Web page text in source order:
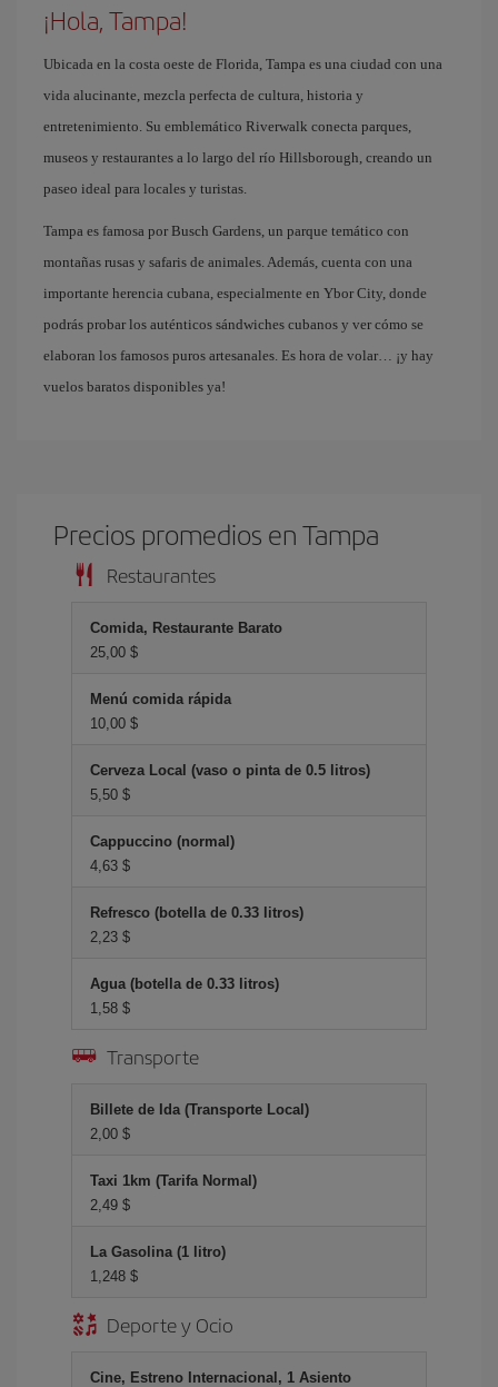
¡Hola, Tampa!
Ubicada en la costa oeste de Florida, Tampa es una ciudad con una
vida alucinante, mezcla perfecta de cultura, historia y
entretenimiento. Su emblemático Riverwalk conecta parques,
museos y restaurantes a lo largo del río Hillsborough, creando un
paseo ideal para locales y turistas.
Tampa es famosa por Busch Gardens, un parque temático con
montañas rusas y safaris de animales. Además, cuenta con una
importante herencia cubana, especialmente en Ybor City, donde
podrás probar los auténticos sándwiches cubanos y ver cómo se
elaboran los famosos puros artesanales. Es hora de volar… ¡y hay
vuelos baratos disponibles ya!
Precios promedios en Tampa
Restaurantes
Comida, Restaurante Barato
25,00 $
Menú comida rápida
10,00 $
Cerveza Local (vaso o pinta de 0.5 litros)
5,50 $
Cappuccino (normal)
4,63 $
Refresco (botella de 0.33 litros)
2,23 $
Agua (botella de 0.33 litros)
1,58 $
Transporte
Billete de Ida (Transporte Local)
2,00 $
Taxi 1km (Tarifa Normal)
2,49 $
La Gasolina (1 litro)
1,248 $
Deporte y Ocio
Cine, Estreno Internacional, 1 Asiento